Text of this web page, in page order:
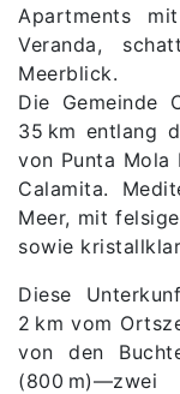
Apartments
Veranda,
Meerblick.
Die Gemeinde
35 km entlang
von Punta Mola
Calamita.
Meer, mit
sowie
Diese
2 km vom
von den
(800 m)—zwei